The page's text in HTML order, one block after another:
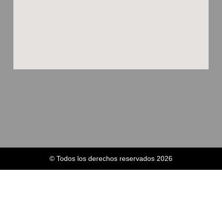
© Todos los derechos reservados 2026